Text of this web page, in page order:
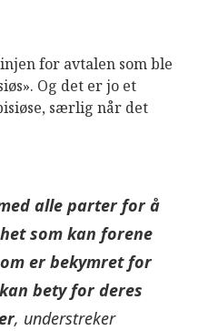
for avtalen som ble
Og det er jo et
særlig når det
alle parter for å
som kan forene
er bekymret for
bety for deres
, understreker